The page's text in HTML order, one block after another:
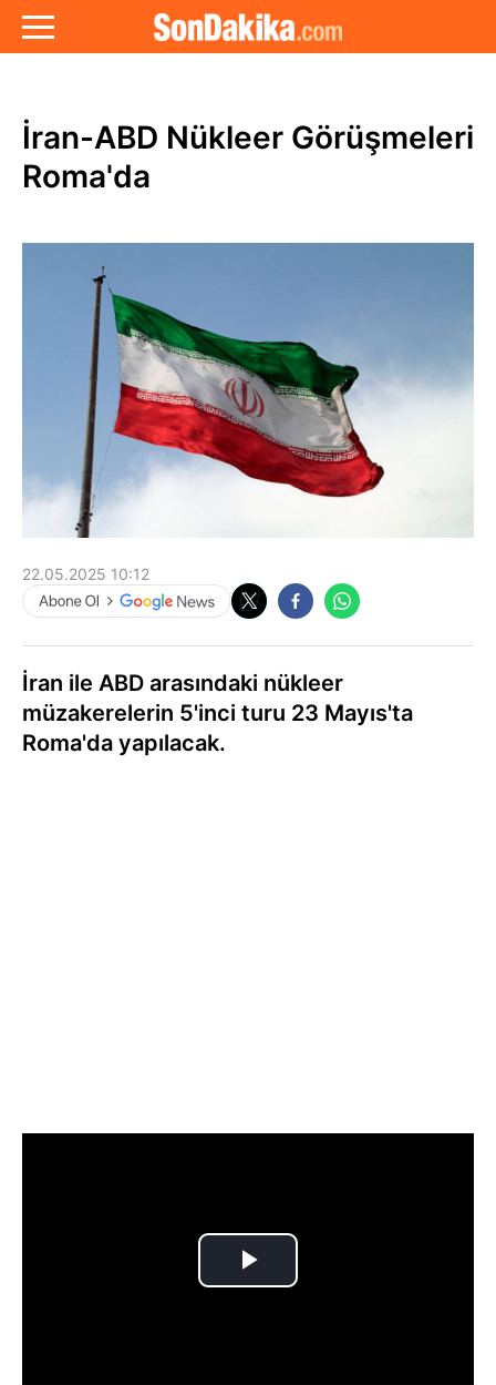
İran-ABD Nükleer Görüşmeleri
Roma'da
22.05.2025 10:12
İran ile ABD arasındaki nükleer
müzakerelerin 5'inci turu 23 Mayıs'ta
Roma'da yapılacak.